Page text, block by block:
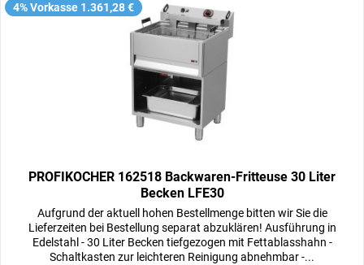
4% Vorkasse 1.361,28 €
PROFIKOCHER 162518 Backwaren-Fritteuse 30 Liter
Becken LFE30
Aufgrund der aktuell hohen Bestellmenge bitten wir Sie die
Lieferzeiten bei Bestellung separat abzuklären! Ausführung in
Edelstahl - 30 Liter Becken tiefgezogen mit Fettablasshahn -
Schaltkasten zur leichteren Reinigung abnehmbar -...